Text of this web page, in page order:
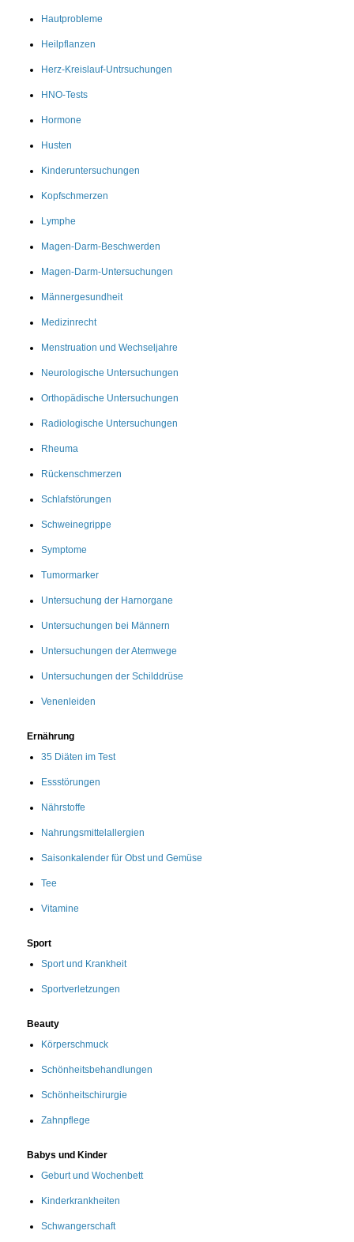
Hautprobleme
Heilpflanzen
Herz-Kreislauf-Untrsuchungen
HNO-Tests
Hormone
Husten
Kinderuntersuchungen
Kopfschmerzen
Lymphe
Magen-Darm-Beschwerden
Magen-Darm-Untersuchungen
Männergesundheit
Medizinrecht
Menstruation und Wechseljahre
Neurologische Untersuchungen
Orthopädische Untersuchungen
Radiologische Untersuchungen
Rheuma
Rückenschmerzen
Schlafstörungen
Schweinegrippe
Symptome
Tumormarker
Untersuchung der Harnorgane
Untersuchungen bei Männern
Untersuchungen der Atemwege
Untersuchungen der Schilddrüse
Venenleiden
Ernährung
35 Diäten im Test
Essstörungen
Nährstoffe
Nahrungsmittelallergien
Saisonkalender für Obst und Gemüse
Tee
Vitamine
Sport
Sport und Krankheit
Sportverletzungen
Beauty
Körperschmuck
Schönheitsbehandlungen
Schönheitschirurgie
Zahnpflege
Babys und Kinder
Geburt und Wochenbett
Kinderkrankheiten
Schwangerschaft